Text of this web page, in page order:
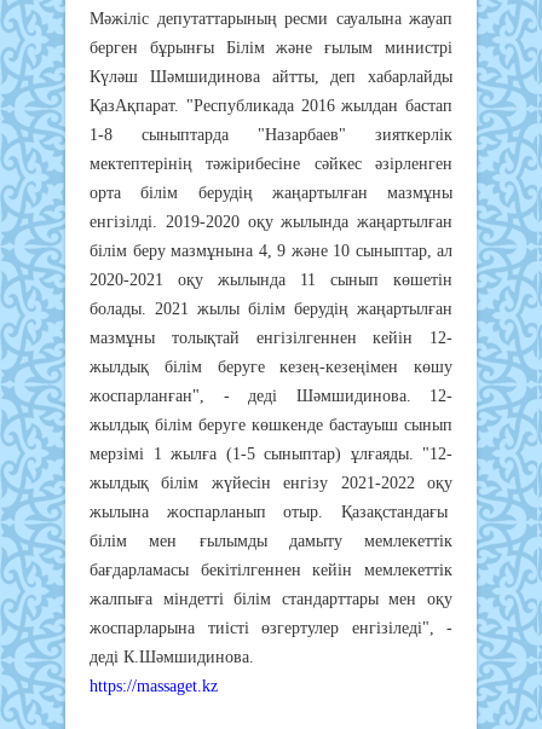
Мәжіліс депутаттарының ресми сауалына жауап
берген бұрынғы Білім және ғылым министрі
Күләш Шәмшидинова айтты, деп хабарлайды
ҚазАқпарат. "Республикада 2016 жылдан бастап
1-8 сыныптарда "Назарбаев" зияткерлік
мектептерінің тәжірибесіне сәйкес әзірленген
орта білім берудің жаңартылған мазмұны
енгізілді. 2019-2020 оқу жылында жаңартылған
білім беру мазмұнына 4, 9 және 10 сыныптар, ал
2020-2021 оқу жылында 11 сынып көшетін
болады. 2021 жылы білім берудің жаңартылған
мазмұны толықтай енгізілгеннен кейін 12-
жылдық білім беруге кезең-кезеңімен көшу
жоспарланған", - деді Шәмшидинова. 12-
жылдық білім беруге көшкенде бастауыш сынып
мерзімі 1 жылға (1-5 сыныптар) ұлғаяды. "12-
жылдық білім жүйесін енгізу 2021-2022 оқу
жылына жоспарланып отыр. Қазақстандағы
білім мен ғылымды дамыту мемлекеттік
бағдарламасы бекітілгеннен кейін мемлекеттік
жалпыға міндетті білім стандарттары мен оқу
жоспарларына тиісті өзгертулер енгізіледі", -
деді К.Шәмшидинова.
https://massaget.kz